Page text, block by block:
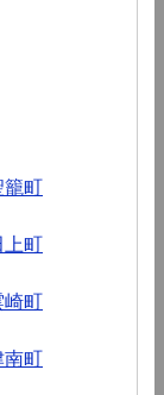
町
町
町
町